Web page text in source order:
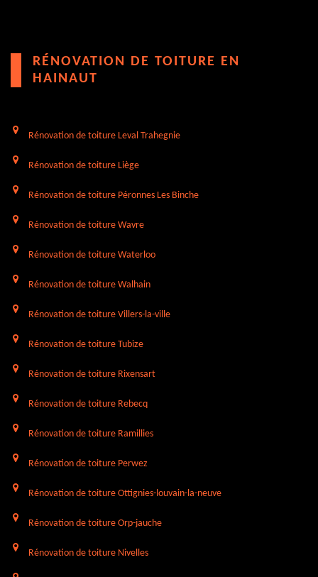
RÉNOVATION DE TOITURE EN
HAINAUT
Rénovation de toiture Leval Trahegnie
Rénovation de toiture Liège
Rénovation de toiture Péronnes Les Binche
Rénovation de toiture Wavre
Rénovation de toiture Waterloo
Rénovation de toiture Walhain
Rénovation de toiture Villers-la-ville
Rénovation de toiture Tubize
Rénovation de toiture Rixensart
Rénovation de toiture Rebecq
Rénovation de toiture Ramillies
Rénovation de toiture Perwez
Rénovation de toiture Ottignies-louvain-la-neuve
Rénovation de toiture Orp-jauche
Rénovation de toiture Nivelles